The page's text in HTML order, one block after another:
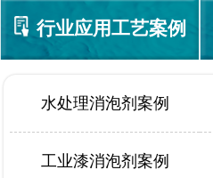
行业应用工艺案例
水处理消泡剂案例
工业漆消泡剂案例